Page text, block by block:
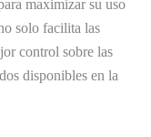
maximizar su uso
solo facilita las
control sobre las
disponibles en la